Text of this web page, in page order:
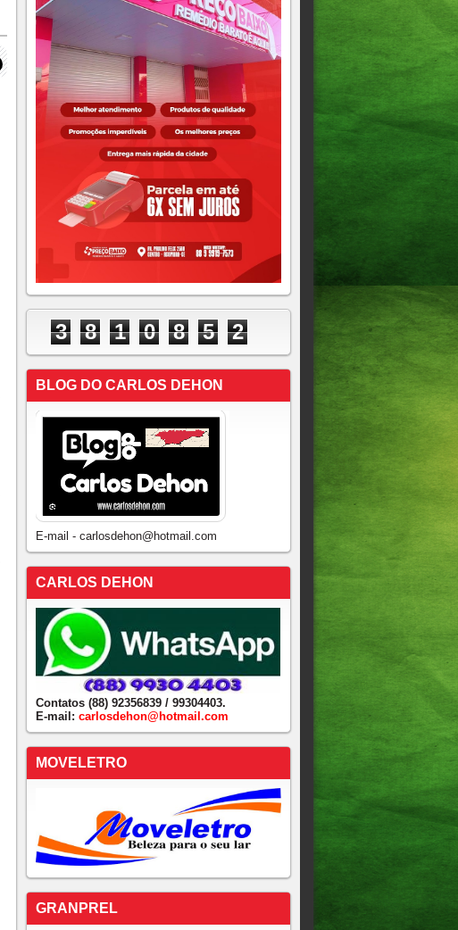
3 8 1 0 8 5 2
BLOG DO CARLOS DEHON
E-mail - carlosdehon@hotmail.com
CARLOS DEHON
Contatos (88) 92356839 / 99304403.
E-mail: carlosdehon@hotmail.com
MOVELETRO
GRANPREL